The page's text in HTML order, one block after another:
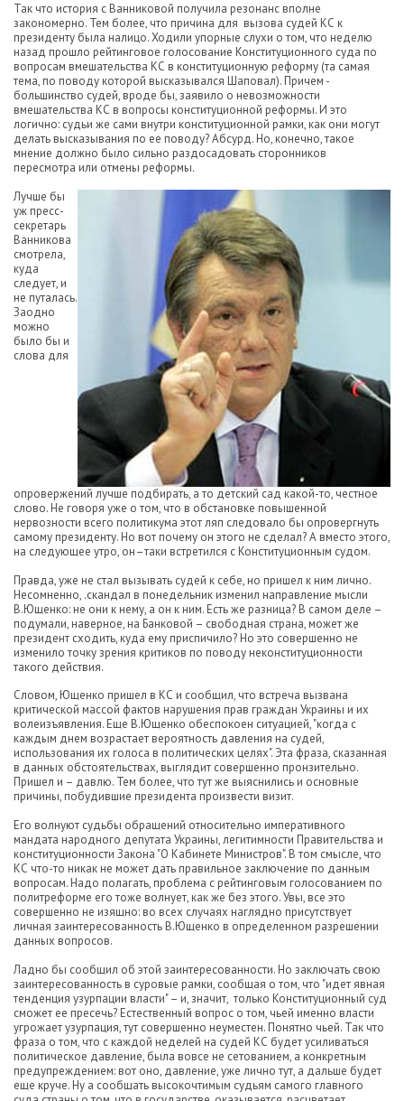
Так что история с Ванниковой получила резонанс вполне
закономерно. Тем более, что причина для вызова судей КС к
президенту была налицо. Ходили упорные слухи о том, что неделю
назад прошло рейтинговое голосование Конституционного суда по
вопросам вмешательства КС в конституционную реформу (та самая
тема, по поводу которой высказывался Шаповал). Причем -
большинство судей, вроде бы, заявило о невозможности
вмешательства КС в вопросы конституционной реформы. И это
логично: судьи же сами внутри конституционной рамки, как они могут
делать высказывания по ее поводу? Абсурд. Но, конечно, такое
мнение должно было сильно раздосадовать сторонников
пересмотра или отмены реформы.
Лучше бы
уж пресс-
секретарь
Ванникова
смотрела,
куда
следует, и
не путалась.
Заодно
можно
было бы и
слова для
опровержений лучше подбирать, а то детский сад какой-то, честное
слово. Не говоря уже о том, что в обстановке повышенной
нервозности всего политикума этот ляп следовало бы опровергнуть
самому президенту. Но вот почему он этого не сделал? А вместо этого,
на следующее утро, он–таки встретился с Конституционным судом.
Правда, уже не стал вызывать судей к себе, но пришел к ним лично.
Несомненно, .скандал в понедельник изменил направление мысли
В.Ющенко: не они к нему, а он к ним. Есть же разница? В самом деле –
подумали, наверное, на Банковой – свободная страна, может же
президент сходить, куда ему приспичило? Но это совершенно не
изменило точку зрения критиков по поводу неконституционности
такого действия.
Словом, Ющенко пришел в КС и сообщил, что встреча вызвана
критической массой фактов нарушения прав граждан Украины и их
волеизъявления. Еще В.Ющенко обеспокоен ситуацией, "когда с
каждым днем возрастает вероятность давления на судей,
использования их голоса в политических целях". Эта фраза, сказанная
в данных обстоятельствах, выглядит совершенно пронзительно.
Пришел и – давлю. Тем более, что тут же выяснились и основные
причины, побудившие президента произвести визит.
Его волнуют судьбы обращений относительно императивного
мандата народного депутата Украины, легитимности Правительства и
конституционности Закона "О Кабинете Министров". В том смысле, что
КС что-то никак не может дать правильное заключение по данным
вопросам. Надо полагать, проблема с рейтинговым голосованием по
политреформе его тоже волнует, как же без этого. Увы, все это
совершенно не изящно: во всех случаях наглядно присутствует
личная заинтересованность В.Ющенко в определенном разрешении
данных вопросов.
Ладно бы сообщил об этой заинтересованности. Но заключать свою
заинтересованность в суровые рамки, сообщая о том, что "идет явная
тенденция узурпации власти" – и, значит, только Конституционный суд
сможет ее пресечь? Естественный вопрос о том, чьей именно власти
угрожает узурпация, тут совершенно неуместен. Понятно чьей. Так что
фраза о том, что с каждой неделей на судей КС будет усиливаться
политическое давление, была вовсе не сетованием, а конкретным
предупреждением: вот оно, давление, уже лично тут, а дальше будет
еще круче. Ну а сообщать высокочтимым судьям самого главного